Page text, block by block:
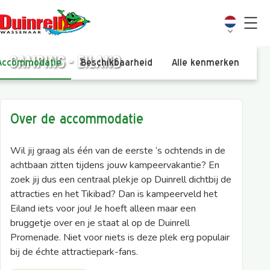
Camping - Eiland
Beschikbaarheid Alle kenmerken
Over de accommodatie
Wil jij graag als één van de eerste ‘s ochtends in de
achtbaan zitten tijdens jouw kampeervakantie? En
zoek jij dus een centraal plekje op Duinrell dichtbij de
attracties en het Tikibad? Dan is kampeerveld het
Eiland iets voor jou! Je hoeft alleen maar een
bruggetje over en je staat al op de Duinrell
Promenade. Niet voor niets is deze plek erg populair
bij de échte attractiepark-fans.